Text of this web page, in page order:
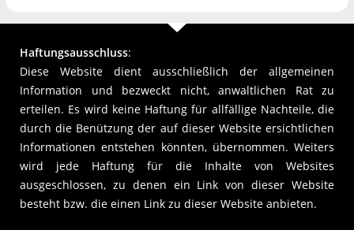
Haftungsausschluss:
Diese Website dient ausschließlich der allgemeinen
Information und bezweckt nicht, anwaltlichen Rat zu
erteilen. Es wird keine Haftung für allfällige Nachteile, die
durch die Benützung der auf dieser Website ersichtlichen
Informationen entstehen könnten, übernommen. Weiters
wird jede Haftung für die Inhalte von Websites
ausgeschlossen, zu denen ein Link von dieser Website
besteht bzw. die einen Link zu dieser Website anbieten.